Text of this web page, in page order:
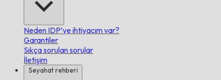
Neden IDP’ye ihtiyacım var?
Garantiler
Sıkça sorulan sorular
İletişim
Seyahat rehberi